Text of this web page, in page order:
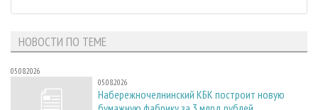
НОВОСТИ ПО ТЕМЕ
05.08.2026
05.08.2026
Набережночелнинский КБК построит новую